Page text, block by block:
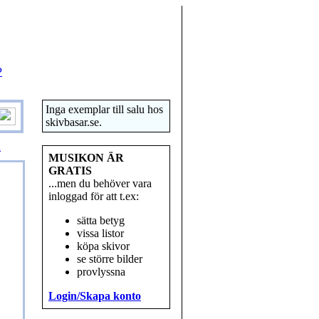
Inga exemplar till salu hos
skivbasar.se.
MUSIKON ÄR
GRATIS
...men du behöver vara
inloggad för att t.ex:
sätta betyg
vissa listor
köpa skivor
se större bilder
provlyssna
Login/Skapa konto